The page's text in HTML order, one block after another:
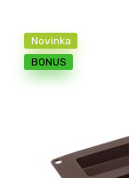
Novinka
BONUS